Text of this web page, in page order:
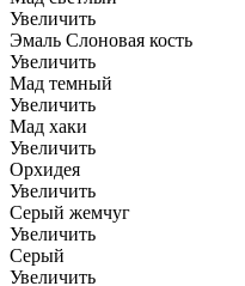
Увеличить
Эмаль Слоновая кость
Увеличить
Мад темный
Увеличить
Мад хаки
Увеличить
Орхидея
Увеличить
Серый жемчуг
Увеличить
Серый
Увеличить